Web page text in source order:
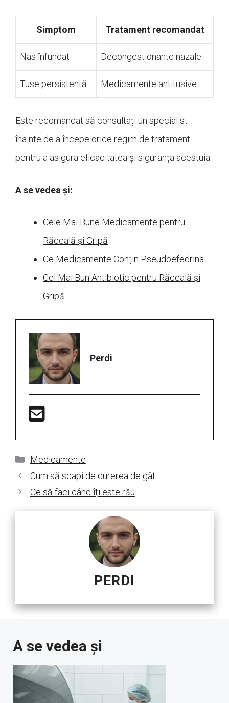
Simptom Tratament recomandat
Nas înfundat Decongestionante nazale
Tuse persistentă Medicamente antitusive
Este recomandat să consultați un specialist
înainte de a începe orice regim de tratament
pentru a asigura eficacitatea și siguranța acestuia.
A se vedea și:
Cele Mai Bune Medicamente pentru
Răceală și Gripă
Ce Medicamente Conțin Pseudoefedrina
Cel Mai Bun Antibiotic pentru Răceală și
Gripă
Perdi
Categorii
Medicamente
Cum să scapi de durerea de gât
Ce să faci când îți este rău
PERDI
A se vedea și